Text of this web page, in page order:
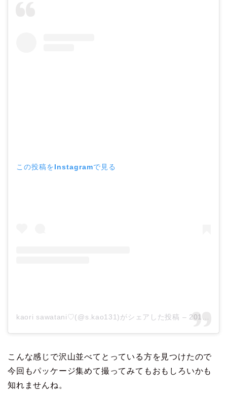
この投稿をInstagramで見る
kaori sawatani♡(@s.kao131)がシェアした投稿 – 2017年10月月4日午前2時13分PDT
こんな感じで沢山並べてとっている方を見つけたので
今回もパッケージ集めて撮ってみてもおもしろいかも
知れませんね。